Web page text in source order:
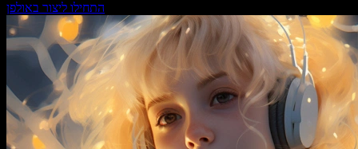
התחילו ליצור באולפן